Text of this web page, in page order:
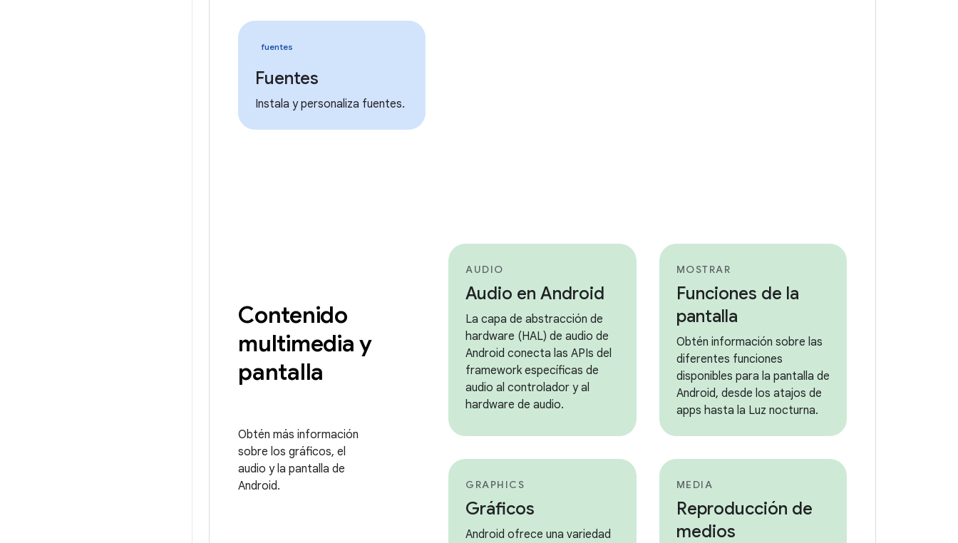
fuentes
Fuentes
Instala y personaliza fuentes.
Contenido
multimedia y
pantalla
Obtén más información
sobre los gráficos, el
audio y la pantalla de
Android.
AUDIO
Audio en Android
La capa de abstracción de
hardware (HAL) de audio de
Android conecta las APIs del
framework específicas de
audio al controlador y al
hardware de audio.
MOSTRAR
Funciones de la
pantalla
Obtén información sobre las
diferentes funciones
disponibles para la pantalla de
Android, desde los atajos de
apps hasta la Luz nocturna.
GRAPHICS
Gráficos
Android ofrece una variedad
MEDIA
Reproducción de
medios